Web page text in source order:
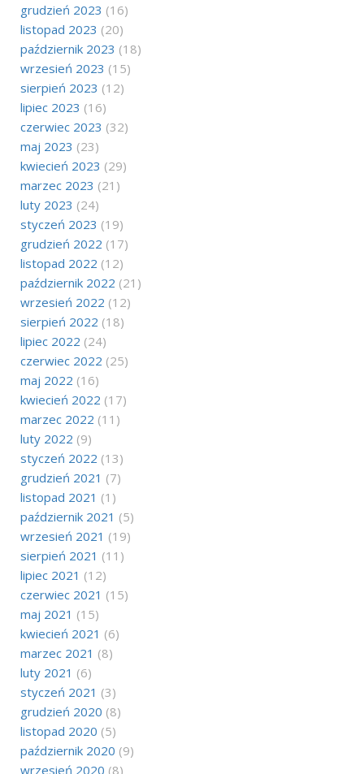
grudzień 2023 (16)
listopad 2023 (20)
październik 2023 (18)
wrzesień 2023 (15)
sierpień 2023 (12)
lipiec 2023 (16)
czerwiec 2023 (32)
maj 2023 (23)
kwiecień 2023 (29)
marzec 2023 (21)
luty 2023 (24)
styczeń 2023 (19)
grudzień 2022 (17)
listopad 2022 (12)
październik 2022 (21)
wrzesień 2022 (12)
sierpień 2022 (18)
lipiec 2022 (24)
czerwiec 2022 (25)
maj 2022 (16)
kwiecień 2022 (17)
marzec 2022 (11)
luty 2022 (9)
styczeń 2022 (13)
grudzień 2021 (7)
listopad 2021 (1)
październik 2021 (5)
wrzesień 2021 (19)
sierpień 2021 (11)
lipiec 2021 (12)
czerwiec 2021 (15)
maj 2021 (15)
kwiecień 2021 (6)
marzec 2021 (8)
luty 2021 (6)
styczeń 2021 (3)
grudzień 2020 (8)
listopad 2020 (5)
październik 2020 (9)
wrzesień 2020 (8)